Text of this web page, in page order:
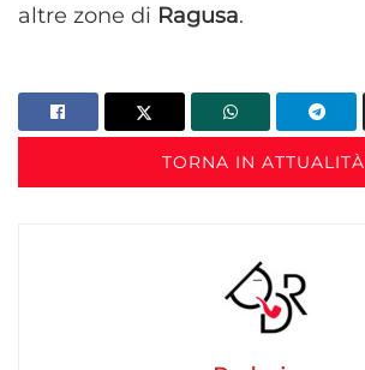
altre zone di Ragusa.
TORNA IN ATTUALITÀ